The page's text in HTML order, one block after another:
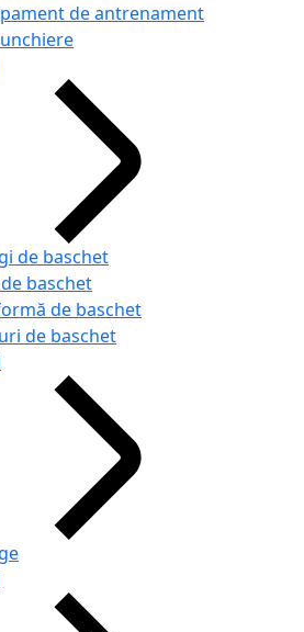
de antrenament
de baschet
baschet
de baschet
de baschet